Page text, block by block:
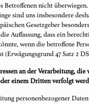
Betroffenen nicht überwiegen.
sind uns insbesondere
Gesetzgeber
Auffassung, dass ein
wenn die betroffene
(Erwägungsgrund 47 Satz 2
an der Verarbeitung, die
einem Dritten verfolgt
personenbezogener